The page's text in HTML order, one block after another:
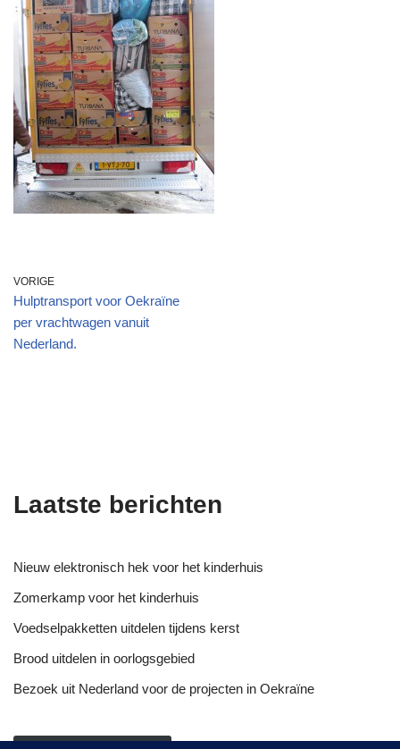
VORIGE
Hulptransport voor Oekraïne
per vrachtwagen vanuit
Nederland.
Laatste berichten
Nieuw elektronisch hek voor het kinderhuis
Zomerkamp voor het kinderhuis
Voedselpakketten uitdelen tijdens kerst
Brood uitdelen in oorlogsgebied
Bezoek uit Nederland voor de projecten in Oekraïne